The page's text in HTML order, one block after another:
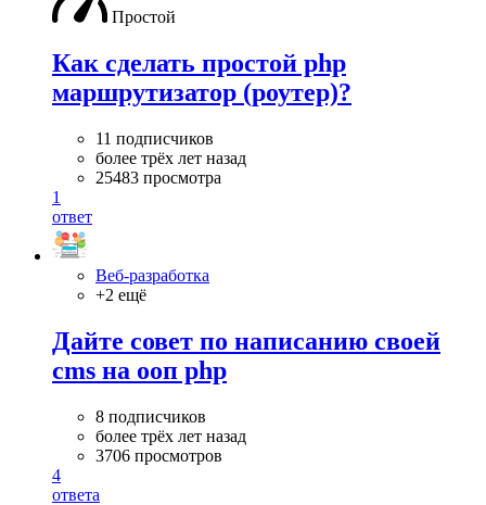
Простой
Как сделать простой php
маршрутизатор (роутер)?
11 подписчиков
более трёх лет назад
25483 просмотра
1
ответ
Веб-разработка
+2 ещё
Дайте совет по написанию своей
cms на ооп php
8 подписчиков
более трёх лет назад
3706 просмотров
4
ответа